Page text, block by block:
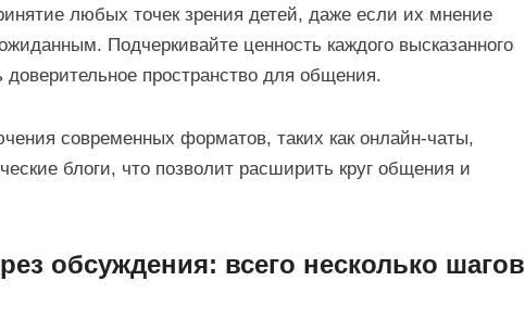
любых точек зрения детей, даже если их мнение
Подчеркивайте ценность каждого высказанного
пространство для общения.
современных форматов, таких как онлайн-чаты,
блоги, что позволит расширить круг общения и
обсуждения: всего несколько шагов